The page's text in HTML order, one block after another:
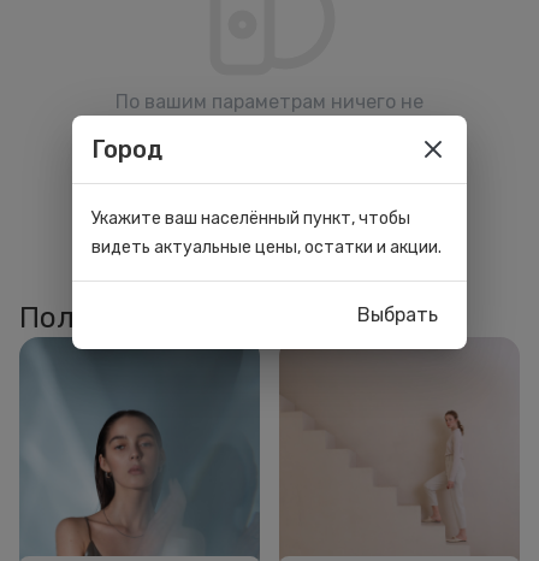
По вашим параметрам ничего не
Полезные статьи
Город
Укажите ваш населённый пункт, чтобы
видеть актуальные цены, остатки и акции.
Выбрать